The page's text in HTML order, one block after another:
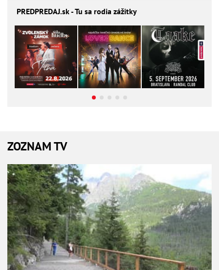
PREDPREDAJ.sk - Tu sa rodia zážitky
ZOZNAM TV